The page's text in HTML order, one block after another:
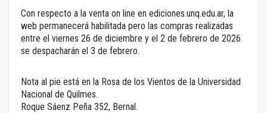
Con respecto a la venta on line en ediciones.unq.edu.ar, la
web permanecerá habilitada pero las compras realizadas
entre el viernes 26 de diciembre y el 2 de febrero de 2026
se despacharán el 3 de febrero.
Nota al pie está en la Rosa de los Vientos de la Universidad
Nacional de Quilmes.
Roque Sáenz Peña 352, Bernal.